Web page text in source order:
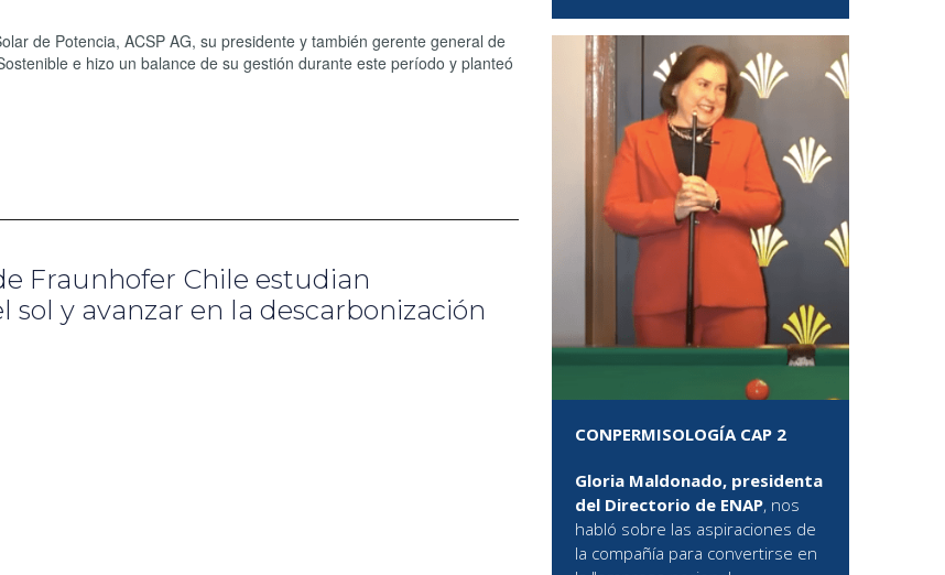
de Potencia, ACSP AG, su presidente y también gerente general de
e hizo un balance de su gestión durante este período y planteó
Fraunhofer Chile estudian
y avanzar en la descarbonización
CONPERMISOLOGÍA CAP 2
Gloria Maldonado, presidenta
del Directorio de ENAP, nos
habló sobre las aspiraciones de
la compañía para convertirse en